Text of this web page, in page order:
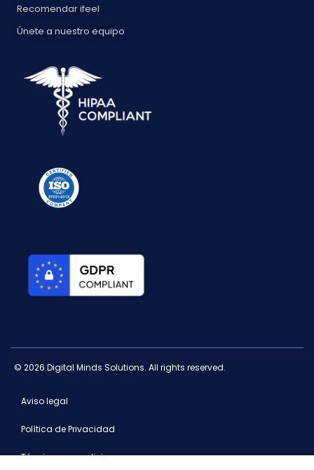
Recomendar ifeel
Únete a nuestro equipo
© 2026 Digital Minds Solutions. All rights reserved.
Aviso legal
Política de Privacidad
Términos y condiciones